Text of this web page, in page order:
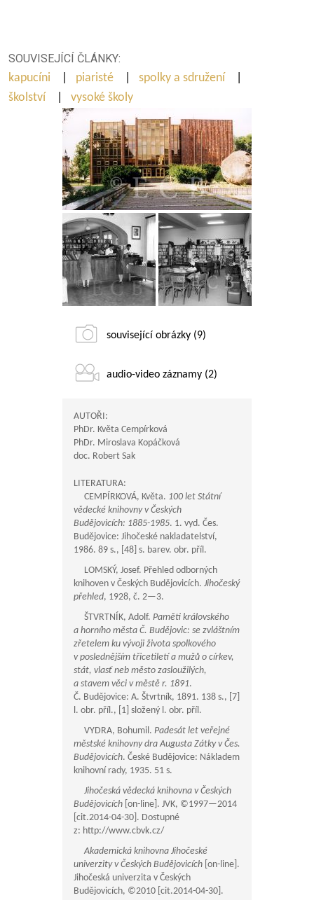
SOUVISEJÍCÍ ČLÁNKY:
kapucíni
piaristé spolky a sdružení
školství
vysoké školy
související obrázky (9)
audio-video záznamy (2)
AUTOŘI:
PhDr. Květa Cempírková
PhDr. Miroslava Kopáčková
doc. Robert Sak
LITERATURA:
CEMPÍRKOVÁ, Květa. 100 let Státní
vědecké knihovny v Českých
Budějovicích: 1885-1985. 1. vyd. Čes.
Budějovice: Jihočeské nakladatelství,
1986. 89 s., [48] s. barev. obr. příl.
LOMSKÝ, Josef. Přehled odborných
knihoven v Českých Budějovicích. Jihočeský
přehled, 1928, č. 2—3.
ŠTVRTNÍK, Adolf. Paměti královského
a horního města Č. Budějovic: se zvláštním
zřetelem ku vývoji života spolkového
v poslednějším třicetiletí a mužů o církev,
stát, vlasť neb město zasloužilých,
a stavem věci v městě r. 1891.
Č. Budějovice: A. Štvrtník, 1891. 138 s., [7]
l. obr. příl., [1] složený l. obr. příl.
VYDRA, Bohumil. Padesát let veřejné
městské knihovny dra Augusta Zátky v Čes.
Budějovicích. České Budějovice: Nákladem
knihovní rady, 1935. 51 s.
Jihočeská vědecká knihovna v Českých
Budějovicích [on-line]. JVK, ©1997—2014
[cit.2014-04-30]. Dostupné
z: http://www.cbvk.cz/
Akademická knihovna Jihočeské
univerzity v Českých Budějovicích [on-line].
Jihočeská univerzita v Českých
Budějovicích, ©2010 [cit.2014-04-30].